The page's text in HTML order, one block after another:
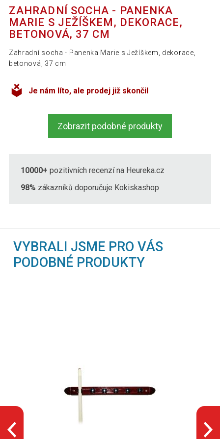
ZAHRADNÍ SOCHA - PANENKA
MARIE S JEŽÍŠKEM, DEKORACE,
BETONOVÁ, 37 CM
Zahradní socha - Panenka Marie s Ježíškem, dekorace,
betonová, 37 cm
Je nám líto, ale prodej již skončil
Zobrazit podobné produkty
10000+ pozitivních recenzí na Heureka.cz
98% zákazníků doporučuje Kokiskashop
VYBRALI JSME PRO VÁS
PODOBNÉ PRODUKTY